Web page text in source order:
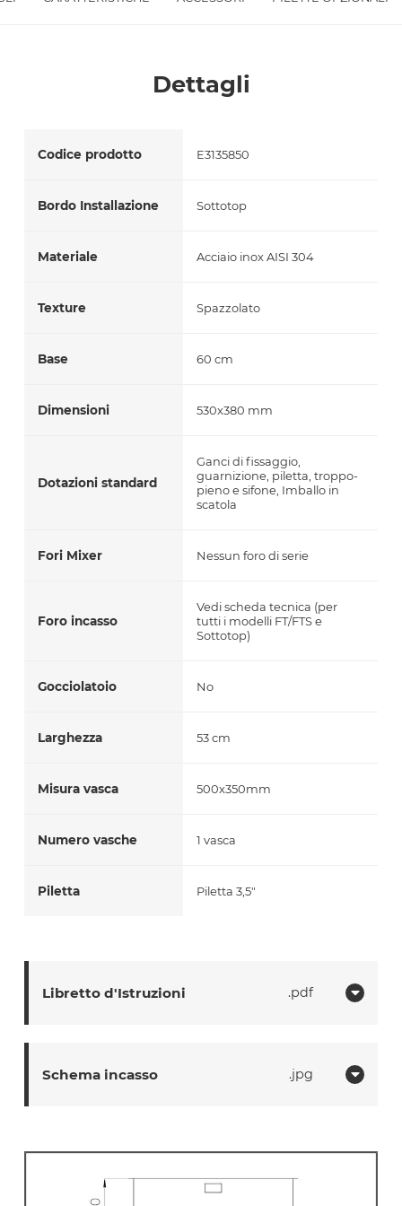
Dettagli
Libretto d'Istruzioni pdf
Schema incasso jpg
Codice prodotto E3135850
Bordo Installazione Sottotop
Materiale Acciaio inox AISI 304
Texture Spazzolato
Base 60 cm
Dimensioni 530x380 mm
Dotazioni standard
Ganci di fissaggio,
guarnizione, piletta, troppo-
pieno e sifone, Imballo in
scatola
Fori Mixer Nessun foro di serie
Foro incasso
Vedi scheda tecnica (per
tutti i modelli FT/FTS e
Sottotop)
Gocciolatoio No
Larghezza 53 cm
Misura vasca 500x350mm
Numero vasche 1 vasca
Piletta Piletta 3,5"